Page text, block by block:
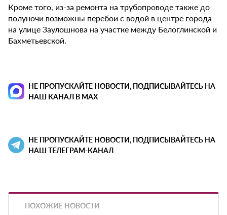
Кроме того, из-за ремонта на трубопроводе также до
полуночи возможны перебои с водой в центре города
на улице Заулошнова на участке между Белоглинской и
Бахметьевской.
НЕ ПРОПУСКАЙТЕ НОВОСТИ, ПОДПИСЫВАЙТЕСЬ НА
НАШ КАНАЛ В MAX
НЕ ПРОПУСКАЙТЕ НОВОСТИ, ПОДПИСЫВАЙТЕСЬ НА
НАШ ТЕЛЕГРАМ-КАНАЛ
ПОХОЖИЕ НОВОСТИ